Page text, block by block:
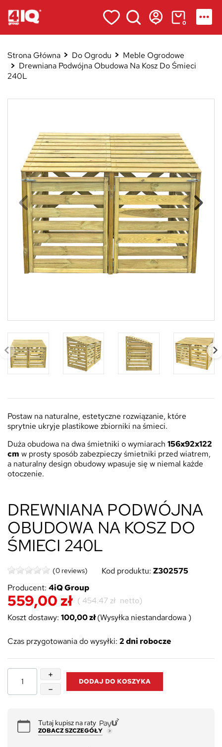
0
Strona Główna Do Ogrodu
Meble Ogrodowe
Drewniana Podwójna Obudowa Na Kosz Do Śmieci
240L
Postaw na naturalne, estetyczne rozwiązanie, które
sprytnie ukryje plastikowe zbiorniki na śmieci.
Duża obudowa na dwa śmietniki o wymiarach 156x92x122
cm w prosty sposób zabezpieczy śmietniki przed wiatrem,
a naturalny design obudowy wpasuje się w niemal każde
otoczenie.
DREWNIANA PODWÓJNA
OBUDOWA NA KOSZ DO
ŚMIECI 240L
(0 reviews) Kod produktu: Z302575
Producent: 4iQ Group
559,00 zł ( 454.47 zł netto)
Koszt dostawy: 100,00 zł(Wysyłka niestandardowa )
Czas przygotowania do wysyłki: 2 dni robocze
DODAJ DO KOSZYKA
Tutaj kupisz na raty
ZOBACZ SZCZEGÓŁY